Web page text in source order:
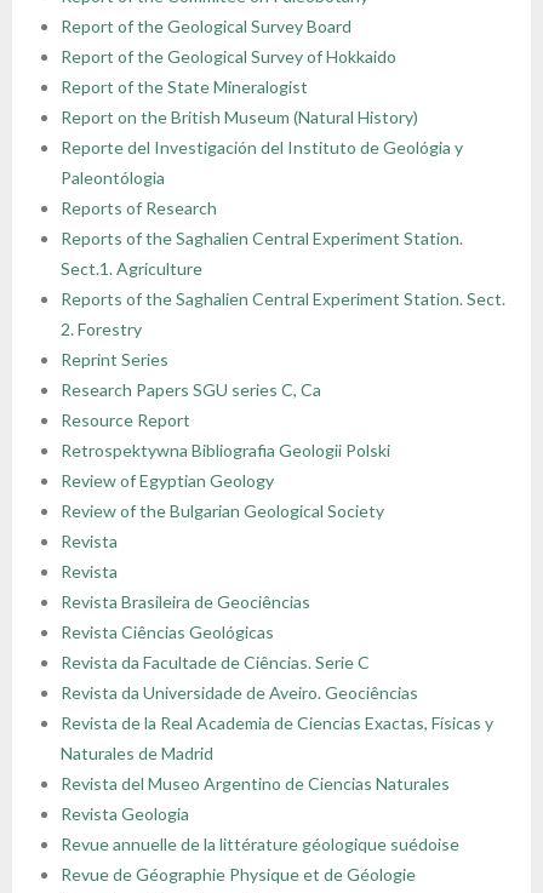
Report of the Geological Survey Board
Report of the Geological Survey of Hokkaido
Report of the State Mineralogist
Report on the British Museum (Natural History)
Reporte del Investigación del Instituto de Geológia y
Paleontólogia
Reports of Research
Reports of the Saghalien Central Experiment Station.
Sect.1. Agriculture
Reports of the Saghalien Central Experiment Station. Sect.
2. Forestry
Reprint Series
Research Papers SGU series C, Ca
Resource Report
Retrospektywna Bibliografia Geologii Polski
Review of Egyptian Geology
Review of the Bulgarian Geological Society
Revista
Revista
Revista Brasileira de Geociências
Revista Ciências Geológicas
Revista da Facultade de Ciências. Serie C
Revista da Universidade de Aveiro. Geociências
Revista de la Real Academia de Ciencias Exactas, Físicas y
Naturales de Madrid
Revista del Museo Argentino de Ciencias Naturales
Revista Geologia
Revue annuelle de la littérature géologique suédoise
Revue de Géographie Physique et de Géologie